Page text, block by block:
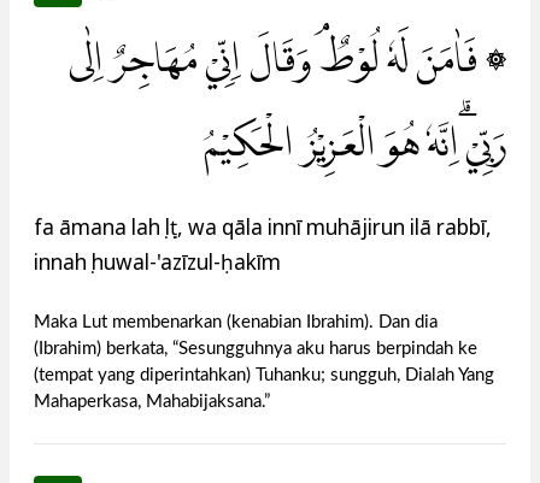
۞ فَاٰمَنَ لَهٗ لُوْطٌۘ وَقَالَ اِنِّيْ مُهَاجِرٌ اِلٰى
رَبِّيْ ۗاِنَّهٗ هُوَ الْعَزِيْزُ الْحَكِيْمُ
fa āmana lahụ lụṭ, wa qāla innī muhājirun ilā rabbī,
innahụ huwal-'azīzul-ḥakīm
Maka Lut membenarkan (kenabian Ibrahim). Dan dia
(Ibrahim) berkata, “Sesungguhnya aku harus berpindah ke
(tempat yang diperintahkan) Tuhanku; sungguh, Dialah Yang
Mahaperkasa, Mahabijaksana.”